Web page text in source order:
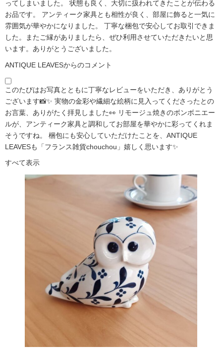
ってしまいました。 状態も良く、大切に扱われてきたことが伝わる
お品です。 アンティーク家具とも相性が良く、部屋に飾ると一気に
雰囲気が華やかになりました。 丁寧な梱包で安心してお取引できま
した。またご縁がありましたら、ぜひ利用させていただきたいと思
います。ありがとうございました。
ANTIQUE LEAVESからのコメント
このたびはお写真とともに丁寧なレビューをいただき、ありがとう
ございます📸✨ 実物の金彩や繊細な絵柄に見入ってくださったとの
お言葉、ありがたく拝見しました👀 リモージュ焼きのボンボニエー
ルが、アンティーク家具と調和してお部屋を華やかに彩ってくれま
そうですね。 梱包にも安心していただけたことを、ANTIQUE
LEAVESも「フランス雑貨chouchou」嬉しく思います✨
すべて表示